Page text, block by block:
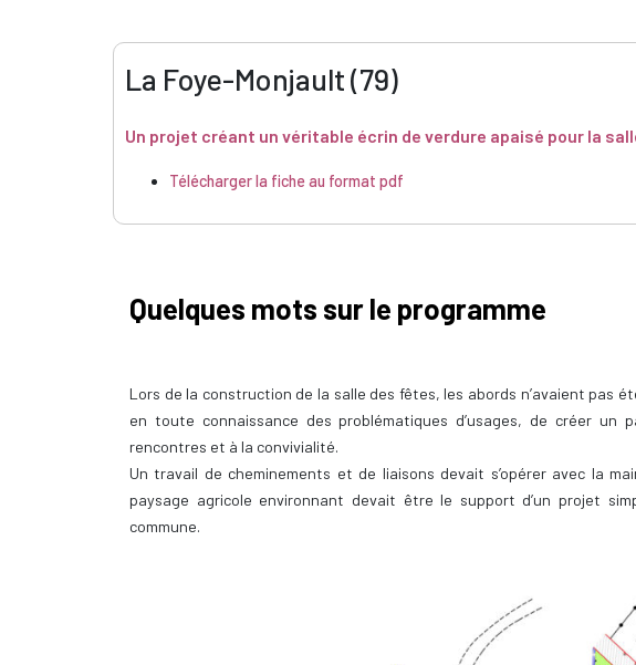
La Foye-Monjault (79)
Un projet créant un véritable écrin de verdure apaisé pour la
Télécharger la fiche au format pdf
Quelques mots sur le programme
Lors de la construction de la salle des fêtes, les abords n’avaient pas
en toute connaissance des problématiques d’usages, de créer un
rencontres et à la convivialité.
Un travail de cheminements et de liaisons devait s’opérer avec la
paysage agricole environnant devait être le support d’un projet
commune.